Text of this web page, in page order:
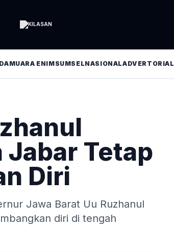
MUARA ENIMSUMSELNASIONALADVERTORIAL
Jabar Tetap
Diri
Jawa Barat Uu Ruzhanul
diri di tengah